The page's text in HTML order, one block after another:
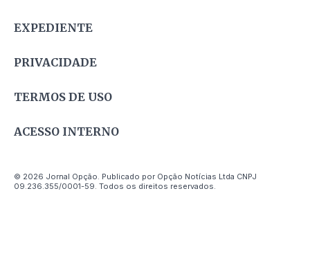
EXPEDIENTE
PRIVACIDADE
TERMOS DE USO
ACESSO INTERNO
© 2026 Jornal Opção. Publicado por Opção Notícias Ltda CNPJ
09.236.355/0001-59. Todos os direitos reservados.